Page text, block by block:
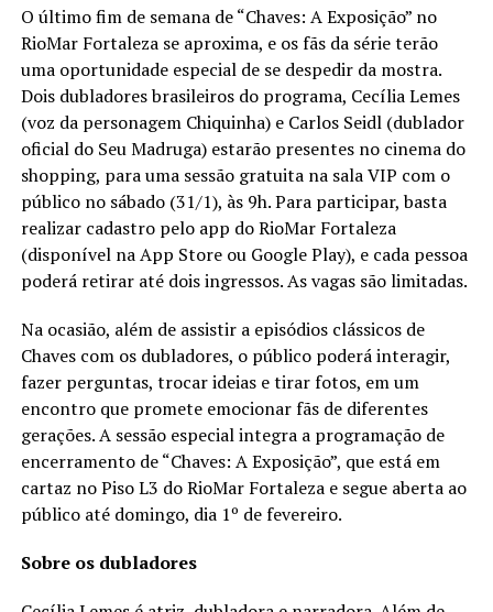
O último fim de semana de “Chaves: A Exposição” no
RioMar Fortaleza se aproxima, e os fãs da série terão
uma oportunidade especial de se despedir da mostra.
Dois dubladores brasileiros do programa, Cecília Lemes
(voz da personagem Chiquinha) e Carlos Seidl (dublador
oficial do Seu Madruga) estarão presentes no cinema do
shopping, para uma sessão gratuita na sala VIP com o
público no sábado (31/1), às 9h. Para participar, basta
realizar cadastro pelo app do RioMar Fortaleza
(disponível na App Store ou Google Play), e cada pessoa
poderá retirar até dois ingressos. As vagas são limitadas.
Na ocasião, além de assistir a episódios clássicos de
Chaves com os dubladores, o público poderá interagir,
fazer perguntas, trocar ideias e tirar fotos, em um
encontro que promete emocionar fãs de diferentes
gerações. A sessão especial integra a programação de
encerramento de “Chaves: A Exposição”, que está em
cartaz no Piso L3 do RioMar Fortaleza e segue aberta ao
público até domingo, dia 1º de fevereiro.
Sobre os dubladores